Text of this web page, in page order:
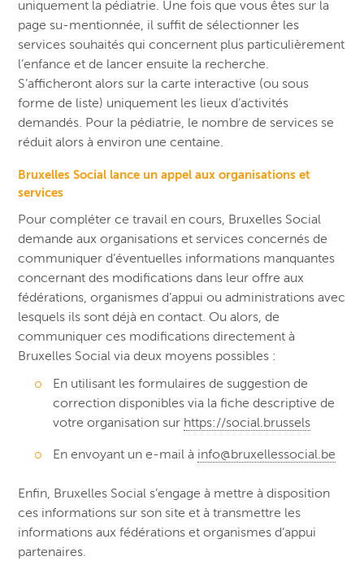
uniquement la pédiatrie. Une fois que vous êtes sur la
page su-mentionnée, il suffit de sélectionner les
services souhaités qui concernent plus particulièrement
l’enfance et de lancer ensuite la recherche.
S’afficheront alors sur la carte interactive (ou sous
forme de liste) uniquement les lieux d’activités
demandés. Pour la pédiatrie, le nombre de services se
réduit alors à environ une centaine.
Bruxelles Social lance un appel aux organisations et
services
Pour compléter ce travail en cours, Bruxelles Social
demande aux organisations et services concernés de
communiquer d’éventuelles informations manquantes
concernant des modifications dans leur offre aux
fédérations, organismes d’appui ou administrations avec
lesquels ils sont déjà en contact. Ou alors, de
communiquer ces modifications directement à
Bruxelles Social via deux moyens possibles :
En utilisant les formulaires de suggestion de
correction disponibles via la fiche descriptive de
votre organisation sur https://social.brussels
En envoyant un e-mail à info@bruxellessocial.be
Enfin, Bruxelles Social s’engage à mettre à disposition
ces informations sur son site et à transmettre les
informations aux fédérations et organismes d’appui
partenaires.